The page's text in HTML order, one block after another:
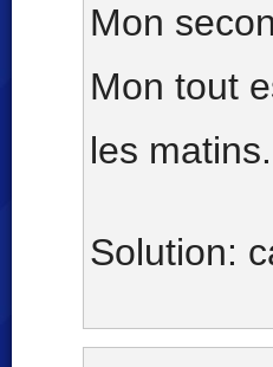
Mon
Mon tout
les matins.
Solution: